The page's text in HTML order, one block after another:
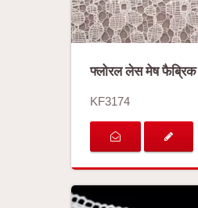
फ्लोरल लेस मेष फैब्रिक
KF3174